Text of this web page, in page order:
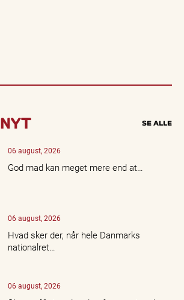
NYT SE ALLE
06 august, 2026
God mad kan meget mere end at…
06 august, 2026
Hvad sker der, når hele Danmarks
nationalret…
06 august, 2026